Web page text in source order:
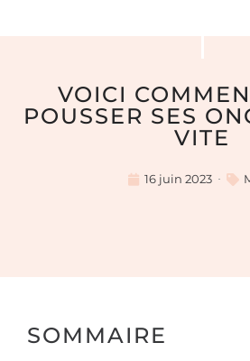
VOICI
POUSSER SES
VITE
16 juin 2023
SOMMAIRE